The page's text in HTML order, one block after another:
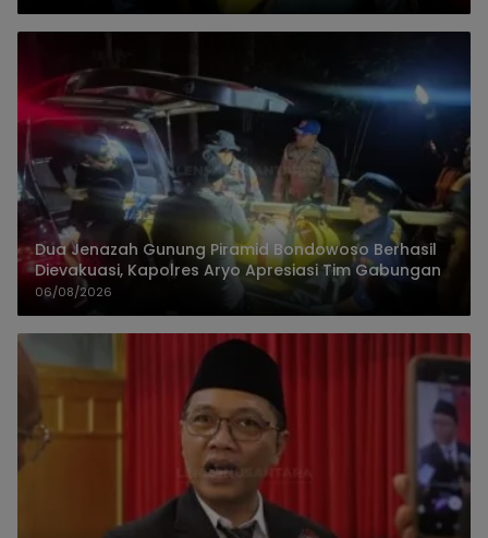
Dua Jenazah Gunung Piramid Bondowoso Berhasil
Dievakuasi, Kapolres Aryo Apresiasi Tim Gabungan
06/08/2026